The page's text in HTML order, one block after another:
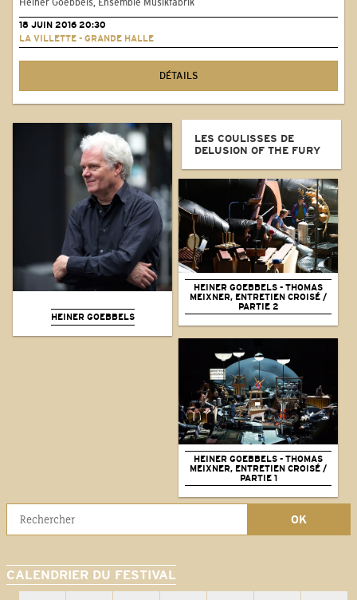
18 JUIN 2016 20:30
LA VILLETTE - GRANDE HALLE
DÉTAILS
HEINER GOEBBELS
LES COULISSES DE
DELUSION OF THE FURY
HEINER GOEBBELS - THOMAS
MEIXNER, ENTRETIEN CROISÉ /
PARTIE 2
HEINER GOEBBELS - THOMAS
MEIXNER, ENTRETIEN CROISÉ /
PARTIE 1
CALENDRIER DU FESTIVAL